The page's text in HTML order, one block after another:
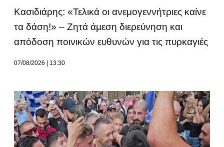
Κασιδιάρης: «Τελικά οι ανεμογεννήτριες καίνε
τα δάση!» – Ζητά άμεση διερεύνηση και
απόδοση ποινικών ευθυνών για τις πυρκαγιές
07/08/2026 13:30